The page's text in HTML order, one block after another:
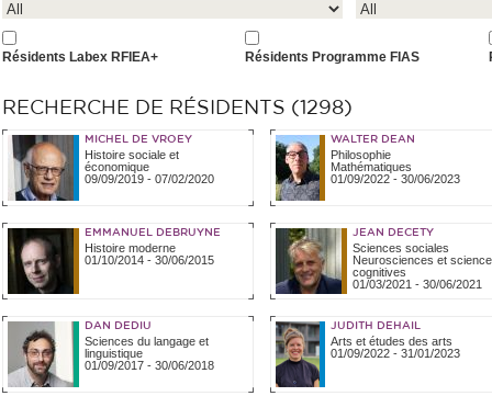
Résidents Labex RFIEA+ Résidents Programme FIAS
RECHERCHE DE RÉSIDENTS (1298)
MICHEL DE VROEY
Histoire sociale et
économique
09/09/2019 - 07/02/2020
WALTER DEAN
Philosophie
Mathématiques
01/09/2022 - 30/06/2023
EMMANUEL DEBRUYNE
Histoire moderne
01/10/2014 - 30/06/2015
JEAN DECETY
Sciences sociales
Neurosciences et
cognitives
01/03/2021 - 30/06/2021
DAN DEDIU
Sciences du langage et
linguistique
01/09/2017 - 30/06/2018
JUDITH DEHAIL
Arts et études des arts
01/09/2022 - 31/01/2023